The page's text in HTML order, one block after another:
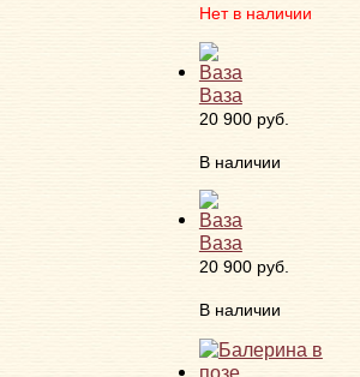
Нет в наличии
Ваза
20 900 руб.
В наличии
Ваза
20 900 руб.
В наличии